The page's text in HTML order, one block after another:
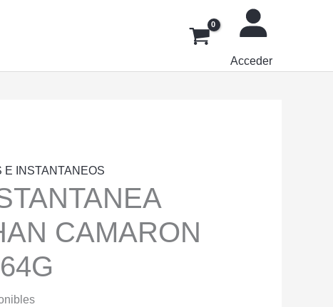
Acceder
E INSTANTANEOS
CAMARON